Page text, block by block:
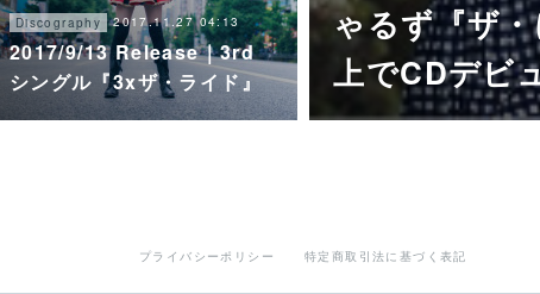
Discography 2017.11.27 04:13
2017/9/13 Release｜3rd
シングル『3xザ・ライド』
ゃるず『ザ
上でCDデビ
プライバシーポリシー 特定商取引法に基づく表記